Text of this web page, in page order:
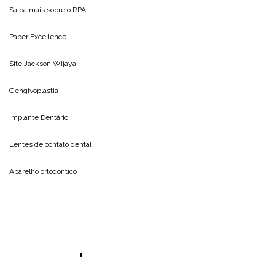
Saiba mais sobre o RPA
Paper Excellence
Site Jackson Wijaya
Gengivoplastia
Implante Dentário
Lentes de contato dental
Aparelho ortodôntico